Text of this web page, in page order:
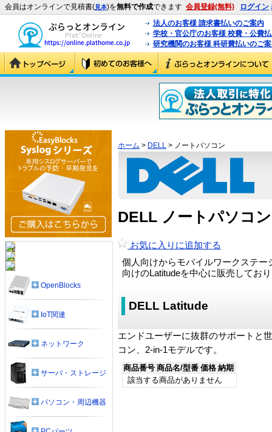
会員はオンラインで見積書(見本)を無料で作成できます 会員登録(無料) ログイン
法人のお客様 請求書払いのご案内
学校・官公庁のお客様 校費・公費
研究機関のお客様 科研費払いのご
ホーム > DELL > ノートパソコン
DELL ノートパソコ
お気に入りに追加する
個人向けからモバイルワークステ
向けのLatitudeを中心に販売してお
DELL Latitude
エンドユーザーに抜群のサポートと
コン、2-in-1モデルです。
商品番号 商品名/型番 価格 納期
該当する商品がありません
OpenBlocks
IoT関連
ネットワーク
サーバ・ストレージ
パソコン・周辺機器